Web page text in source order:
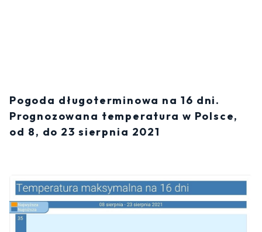
Pogoda długoterminowa na 16 dni.
Prognozowana temperatura w Polsce,
od 8, do 23 sierpnia 2021